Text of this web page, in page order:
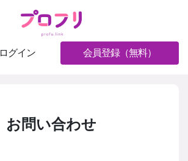
ログイン 会員登録（無料）
お問い合わせ